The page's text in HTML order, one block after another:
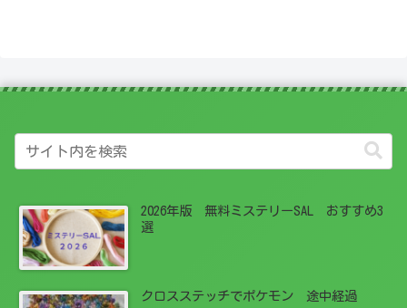
2026年版 無料ミステリーSAL おすすめ3
選
クロスステッチでポケモン 途中経過